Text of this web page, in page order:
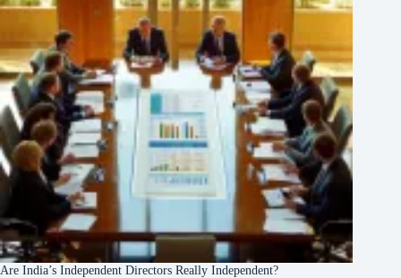
Are India’s Independent Directors Really Independent?